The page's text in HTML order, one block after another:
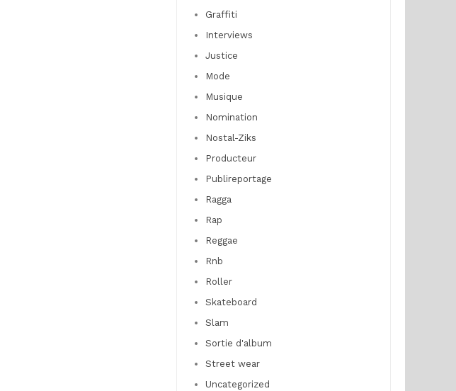
Graffiti
Interviews
Justice
Mode
Musique
Nomination
Nostal-Ziks
Producteur
Publireportage
Ragga
Rap
Reggae
Rnb
Roller
Skateboard
Slam
Sortie d'album
Street wear
Uncategorized